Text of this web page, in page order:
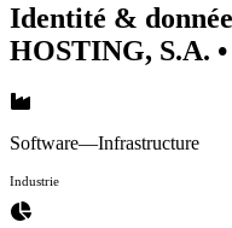
Identité &
HOSTING, S.A.
Software—Infrastructure
Industrie